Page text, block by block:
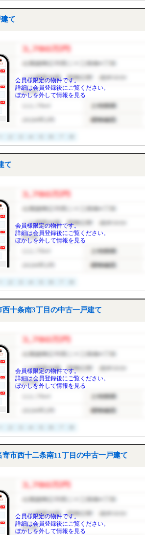
て
会員様限定の物件です。
詳細は会員登録後にご覧ください。
ぼかしを外して情報を見る
て
会員様限定の物件です。
詳細は会員登録後にご覧ください。
ぼかしを外して情報を見る
十条南3丁目の中古一戸建て
会員様限定の物件です。
詳細は会員登録後にご覧ください。
ぼかしを外して情報を見る
市西十二条南11丁目の中古一戸建て
会員様限定の物件です。
詳細は会員登録後にご覧ください。
ぼかしを外して情報を見る